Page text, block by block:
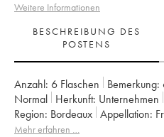
Weitere Informationen
BESCHREIBUNG DES
POSTENS
Anzahl: 6 Flaschen Bemerkung:
Normal
Herkunft: unternehmen
Region:
Bordeaux Appellation:
Eigentümer: Jean-Pierre et Pascal
Mehr erfahren …